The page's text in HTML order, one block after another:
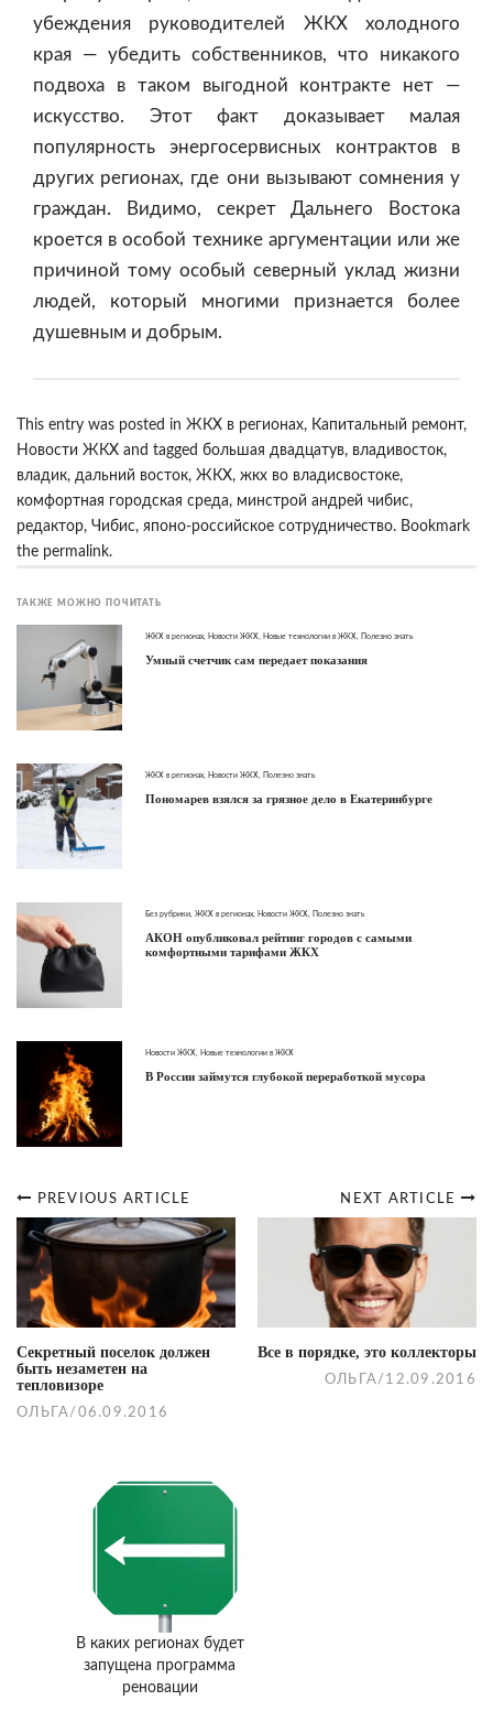
убеждения руководителей ЖКХ холодного
края — убедить собственников, что никакого
подвоха в таком выгодной контракте нет —
искусство. Этот факт доказывает малая
популярность энергосервисных контрактов в
других регионах, где они вызывают сомнения у
граждан. Видимо, секрет Дальнего Востока
кроется в особой технике аргументации или же
причиной тому особый северный уклад жизни
людей, который многими признается более
душевным и добрым.
This entry was posted in ЖКХ в регионах, Капитальный ремонт,
Новости ЖКХ and tagged большая двадцатув, владивосток,
владик, дальний восток, ЖКХ, жкх во владисвостоке,
комфортная городская среда, минстрой андрей чибис,
редактор, Чибис, японо-российское сотрудничество. Bookmark
the permalink.
ТАКЖЕ МОЖНО ПОЧИТАТЬ
ЖКХ в регионах Новости ЖКХ Новые технологии в ЖКХ Полезно знать
Умный счетчик сам передает показания
ЖКХ в регионах Новости ЖКХ Полезно знать
Пономарев взялся за грязное дело в Екатеринбурге
Без рубрики ЖКХ в регионах Новости ЖКХ Полезно знать
АКОН опубликовал рейтинг городов с самыми
комфортными тарифами ЖКХ
Новости ЖКХ Новые технологии в ЖКХ
В России займутся глубокой переработкой мусора
Post
navigation
NEXT ARTICLE
Все в порядке, это коллекторы
ОЛЬГА / 12.09.2016
PREVIOUS ARTICLE
Секретный поселок должен
быть незаметен на
тепловизоре
ОЛЬГА / 06.09.2016
В каких регионах будет
запущена программа
реновации